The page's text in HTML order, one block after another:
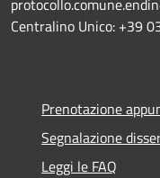
Centralino Unico: +39
Prenotazione
Segnalazione
Leggi le FAQ